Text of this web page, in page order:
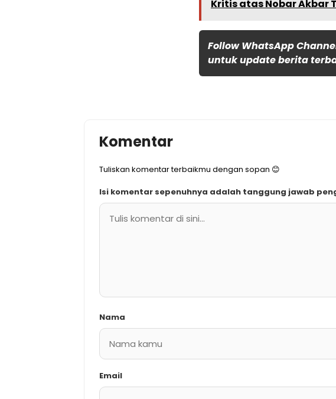
Kritis atas Nobar Akbar
Follow WhatsApp
untuk update berita
Komentar
Tuliskan komentar terbaikmu dengan sopan 😊
Isi komentar sepenuhnya adalah tanggung jawab
Nama
Email